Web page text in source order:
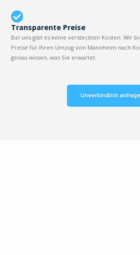
Transparente Preise
Bei uns gibt es keine versteckten Kosten. Wir
Preise für Ihren Umzug von Mannheim nach
genau wissen, was Sie erwartet.
Unverbindlich